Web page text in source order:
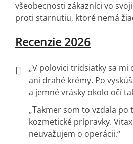
všeobecnosti zákazníci vo
proti starnutiu, ktoré nemá
Recenzie 2026
„V polovici tridsiatky sa
ani drahé krémy. Po
a jemné vrásky okolo očí
„Takmer som to vzdala
kozmetické prípravky.
neuvažujem o operácii.“